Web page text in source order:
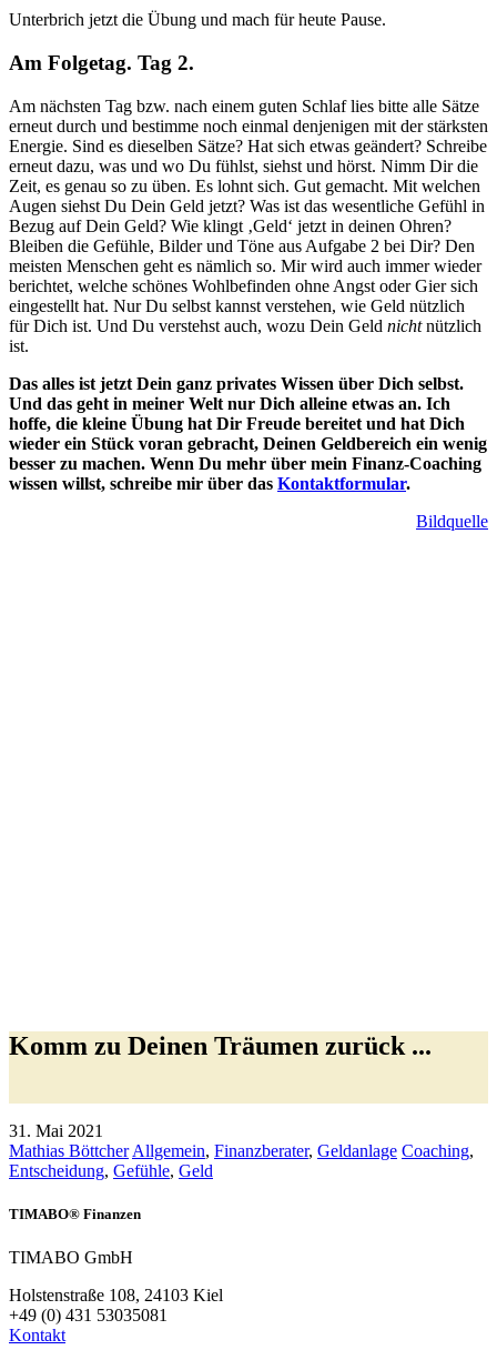
Unterbrich jetzt die Übung und mach für heute Pause.
Am Folgetag. Tag 2.
Am nächsten Tag bzw. nach einem guten Schlaf lies bitte alle Sätze
erneut durch und bestimme noch einmal denjenigen mit der stärksten
Energie. Sind es dieselben Sätze? Hat sich etwas geändert? Schreibe
erneut dazu, was und wo Du fühlst, siehst und hörst. Nimm Dir die
Zeit, es genau so zu üben. Es lohnt sich. Gut gemacht. Mit welchen
Augen siehst Du Dein Geld jetzt? Was ist das wesentliche Gefühl in
Bezug auf Dein Geld? Wie klingt ‚Geld‘ jetzt in deinen Ohren?
Bleiben die Gefühle, Bilder und Töne aus Aufgabe 2 bei Dir? Den
meisten Menschen geht es nämlich so. Mir wird auch immer wieder
berichtet, welche schönes Wohlbefinden ohne Angst oder Gier sich
eingestellt hat. Nur Du selbst kannst verstehen, wie Geld nützlich
für Dich ist. Und Du verstehst auch, wozu Dein Geld nichtnützlich
ist.
Das alles ist jetzt Dein ganz privates Wissen über Dich selbst.
Und das geht in meiner Welt nur Dich alleine etwas an. Ich
hoffe, die kleine Übung hat Dir Freude bereitet und hat Dich
wieder ein Stück voran gebracht, Deinen Geldbereich ein wenig
besser zu machen. Wenn Du mehr über mein Finanz-Coaching
wissen willst, schreibe mir über das Kontaktformular.
Bildquelle
Komm zu Deinen Träumen zurück ...
31. Mai 2021
Mathias Böttcher Allgemein, Finanzberater, Geldanlage Coaching,
Entscheidung, Gefühle, Geld
TIMABO® Finanzen
TIMABO GmbH
Holstenstraße 108, 24103 Kiel
+49 (0) 431 53035081
Kontakt